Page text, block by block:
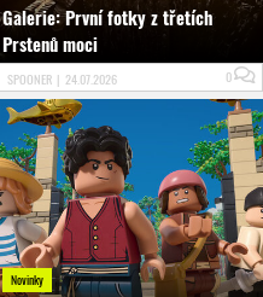
Galerie: První fotky z třetích
Prstenů moci
SPOONER | 24.07.2026 0
Novinky